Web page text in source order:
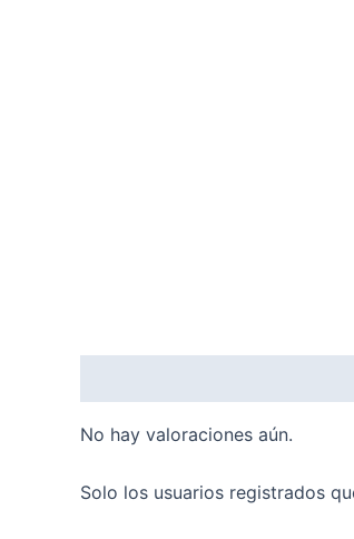
No hay valoraciones aún.
Solo los usuarios registrados